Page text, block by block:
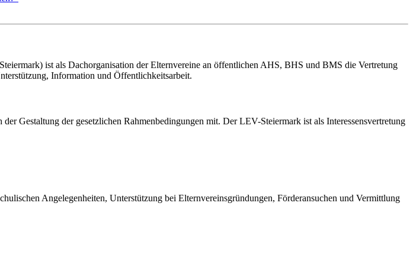
ist als Dachorganisation der Elternvereine an öffentlichen AHS, BHS und BMS die Vertretung
Information und Öffentlichkeitsarbeit.
Gestaltung der gesetzlichen Rahmenbedingungen mit. Der LEV-Steiermark ist als Interessensvertretung
Angelegenheiten, Unterstützung bei Elternvereinsgründungen, Förderansuchen und Vermittlung